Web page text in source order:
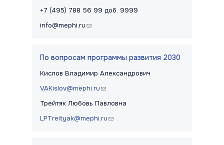
+7 (495) 788 56 99 доб. 9999
info@mephi.ru(link sends e-mail)
По вопросам программы развития 2030
Кислов Владимир Александрович
VAKislov@mephi.ru(link sends e-mail)
Трейтяк Любовь Павловна
LPTreityak@mephi.ru(link sends e-mail)